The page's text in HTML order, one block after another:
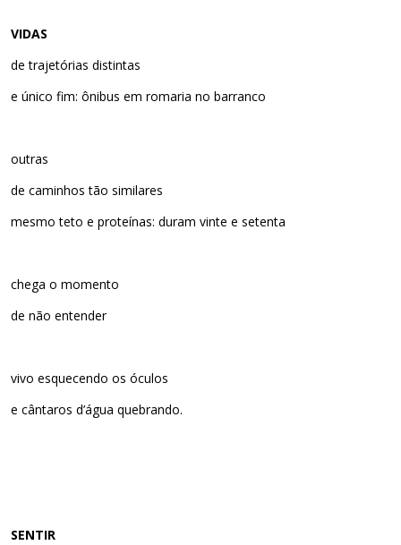
VIDAS
de trajetórias distintas
e único fim: ônibus em romaria no barranco
outras
de caminhos tão similares
mesmo teto e proteínas: duram vinte e setenta
chega o momento
de não entender
vivo esquecendo os óculos
e cântaros d’água quebrando.
SENTIR